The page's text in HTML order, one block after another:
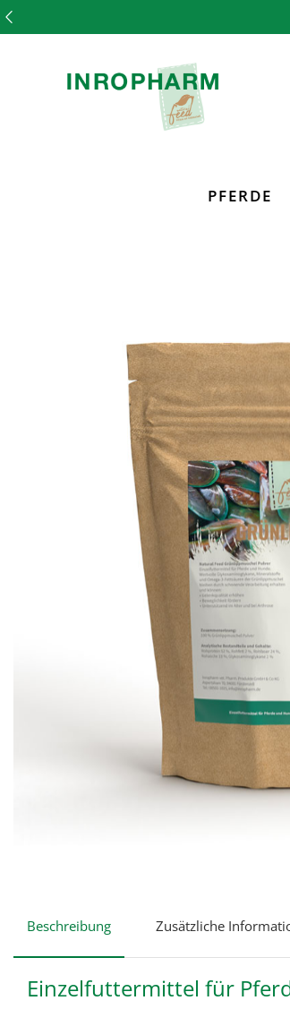
PFERDE
Beschreibung Zusätzliche
Einzelfuttermittel für